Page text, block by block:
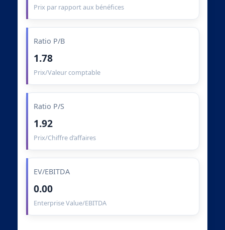
Prix par rapport aux bénéfices
Ratio P/B
1.78
Prix/Valeur comptable
Ratio P/S
1.92
Prix/Chiffre d’affaires
EV/EBITDA
0.00
Enterprise Value/EBITDA